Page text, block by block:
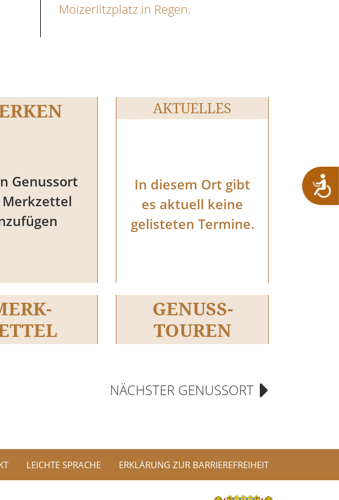
Moizerlitzplatz in Regen.
Genussort
AKTUELLES
In diesem Ort gibt
es aktuell keine
gelisteten Termine.
GENUSS-
TOUREN
NÄCHSTER GENUSSORT
LEICHTE SPRACHE ERKLÄRUNG ZUR BARRIEREFREIHEIT